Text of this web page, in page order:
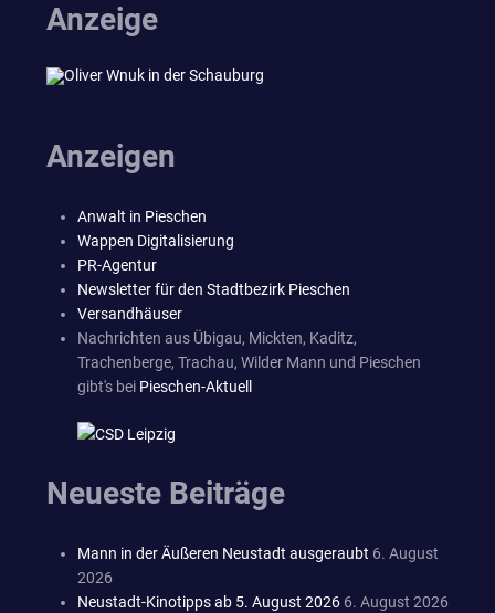
Anzeige
Anzeigen
Anwalt in Pieschen
Wappen Digitalisierung
PR-Agentur
Newsletter für den Stadtbezirk Pieschen
Versandhäuser
Nachrichten aus Übigau, Mickten, Kaditz,
Trachenberge, Trachau, Wilder Mann und Pieschen
gibt's bei Pieschen-Aktuell
Neueste Beiträge
Mann in der Äußeren Neustadt ausgeraubt 6. August
2026
Neustadt-Kinotipps ab 5. August 2026 6. August 2026